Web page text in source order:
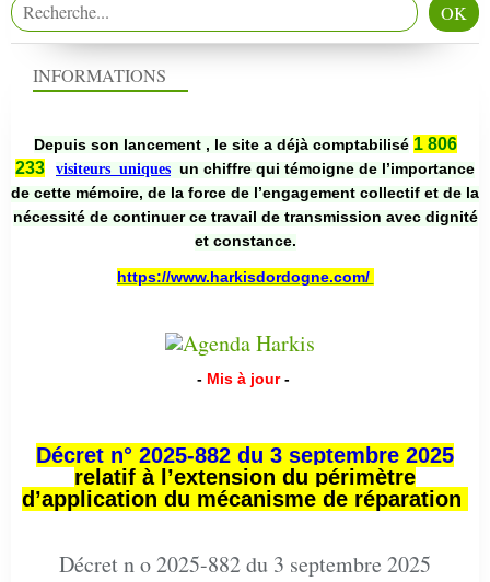
INFORMATIONS
Depuis son lancement , le site a déjà comptabilisé 1 806
233
visiteurs uniques un chiffre qui témoigne de l’importance
de cette mémoire, de la force de l’engagement collectif et de la
nécessité de continuer ce travail de transmission avec dignité
et constance.
https://www.harkisdordogne.com/
- Mis à jour -
Décret n° 2025-882 du 3 septembre 2025
relatif à l’extension du périmètre
d’application du mécanisme de réparation
Décret n o 2025-882 du 3 septembre 2025